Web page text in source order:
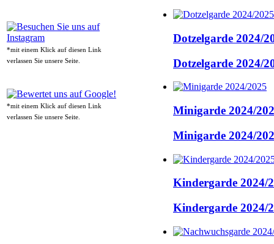
*mit einem Klick auf diesen Link
verlassen Sie unsere Seite.
*mit einem Klick auf diesen Link
verlassen Sie unsere Seite.
Dotzelgarde 2024/
Dotzelgarde 2024/
Minigarde 2024/
Minigarde 2024/
Kindergarde 2024/
Kindergarde 2024/